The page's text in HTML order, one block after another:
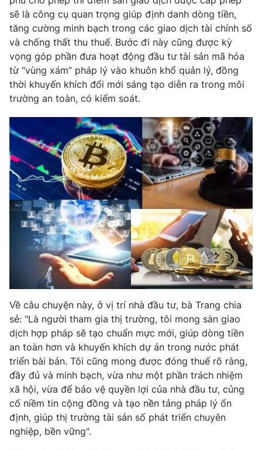
sẽ là công cụ quan trọng giúp định danh dòng tiền,
tăng cường minh bạch trong các giao dịch tài chính số
và chống thất thu thuế. Bước đi này cũng được kỳ
vọng góp phần đưa hoạt động đầu tư tài sản mã hóa
từ “vùng xám” pháp lý vào khuôn khổ quản lý, đồng
thời khuyến khích đổi mới sáng tạo diễn ra trong môi
trường an toàn, có kiểm soát.
Về câu chuyện này, ở vị trí nhà đầu tư, bà Trang chia
sẻ: "Là người tham gia thị trường, tôi mong sàn giao
dịch hợp pháp sẽ tạo chuẩn mực mới, giúp dòng tiền
an toàn hơn và khuyến khích dự án trong nước phát
triển bài bản. Tôi cũng mong được đóng thuế rõ ràng,
đầy đủ và minh bạch, vừa như một phần trách nhiệm
xã hội, vừa để bảo vệ quyền lợi của nhà đầu tư, củng
cố niềm tin cộng đồng và tạo nền tảng pháp lý ổn
định, giúp thị trường tài sản số phát triển chuyên
nghiệp, bền vững".